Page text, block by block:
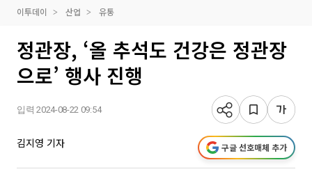
이투데이 산업 유통
정관장, ‘올 추석도 건강은 정관장
으로’ 행사 진행
입력 2024-08-22 09:54
김지영 기자 구글 선호매체 추가